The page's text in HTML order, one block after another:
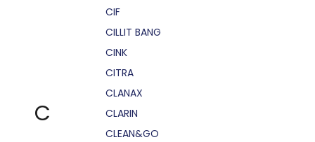
C
CIF
CILLIT BANG
CINK
CITRA
CLANAX
CLARIN
CLEAN&GO